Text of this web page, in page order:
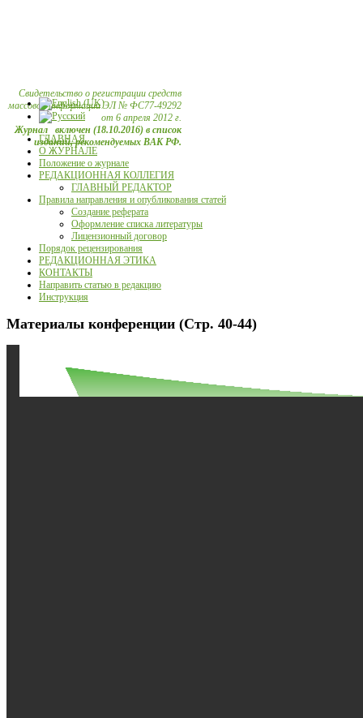
Свидетельство о регистрации средств
массовой информации ЭЛ № ФС77-49292
от 6 апреля 2012 г.
Журнал включен (18.10.2016) в список
изданий, рекомендуемых ВАК РФ.
ГЛАВНАЯ
О ЖУРНАЛЕ
Положение о журнале
РЕДАКЦИОННАЯ КОЛЛЕГИЯ
ГЛАВНЫЙ РЕДАКТОР
Правила направления и опубликования статей
Создание реферата
Оформление списка литературы
Лицензионный договор
Порядок рецензирования
РЕДАКЦИОННАЯ ЭТИКА
КОНТАКТЫ
Направить статью в редакцию
Инструкция
Материалы конференции (Стр. 40-44)